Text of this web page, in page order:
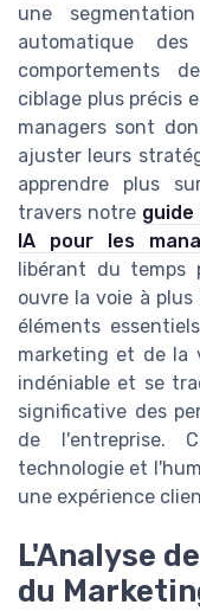
une
automatique
comportements
ciblage plus précis
managers sont
ajuster leurs
apprendre plus
travers notre
IA pour les
libérant du temps
ouvre la voie à
éléments
marketing et de la
indéniable et se
significative des
de l'entreprise.
technologie et
une expérience
L'Analyse
du